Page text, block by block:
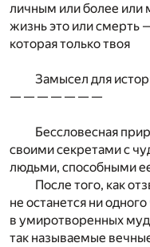
личным или более или
жизнь это или смерть
которая только твоя
Замысел для
— — — — — — —
Бессловесная
своими секретами с
людьми, способными
После того, как
не останется ни
в умиротворенных
так называемые